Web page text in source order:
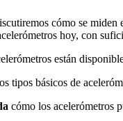
cómo se miden
hoy, con
están
tipos básicos de
cómo los acelerómetros